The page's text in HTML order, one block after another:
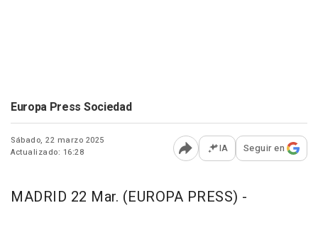
Europa Press Sociedad
Sábado, 22 marzo 2025
Actualizado: 16:28
Abrir opciones para
IA Seguir en
MADRID 22 Mar. (EUROPA PRESS) -